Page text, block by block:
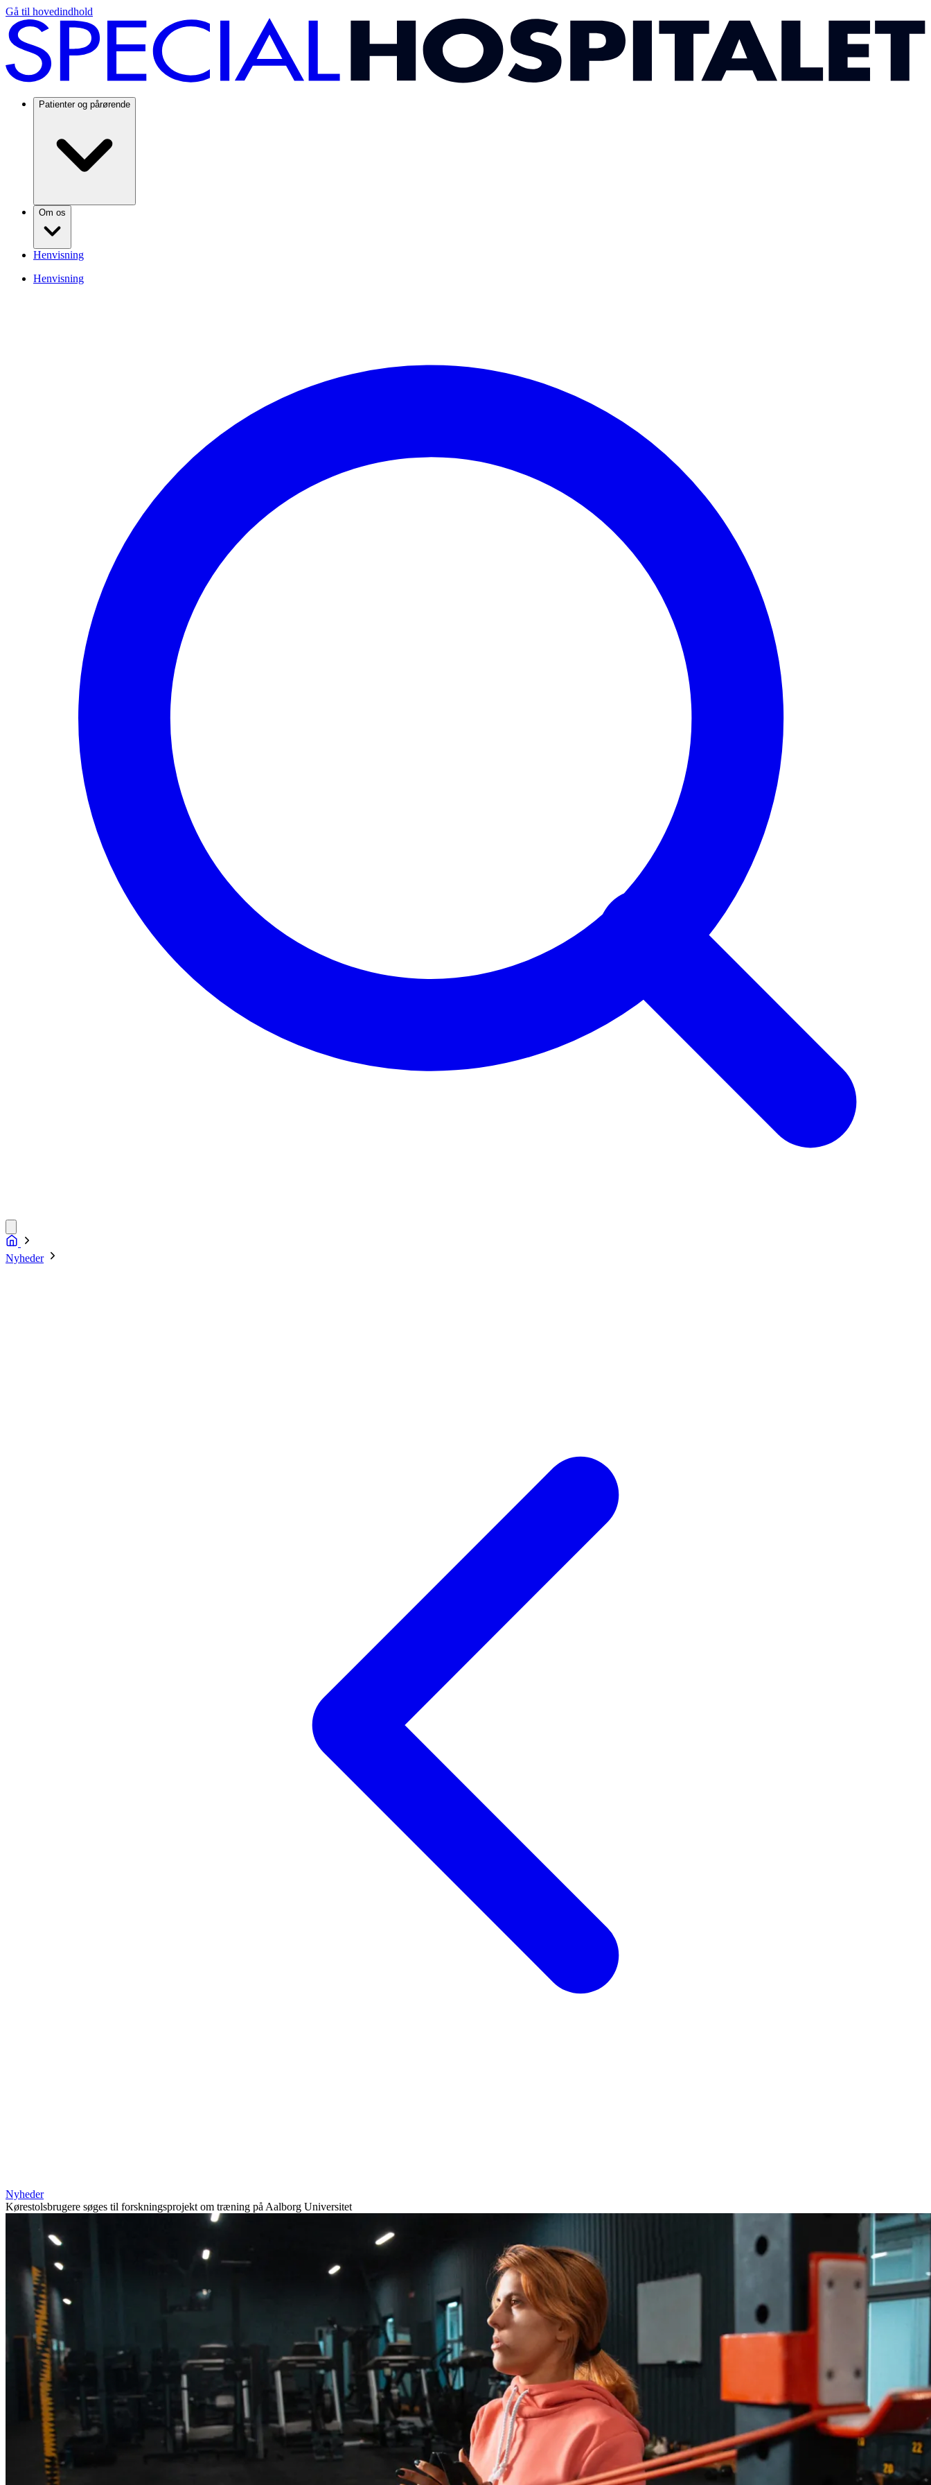
Gå til hovedindhold
Patienter og pårørende
Om os
Henvisning
Henvisning
Nyheder
Nyheder
Kørestolsbrugere søges til forskningsprojekt om træning på Aalborg Universitet